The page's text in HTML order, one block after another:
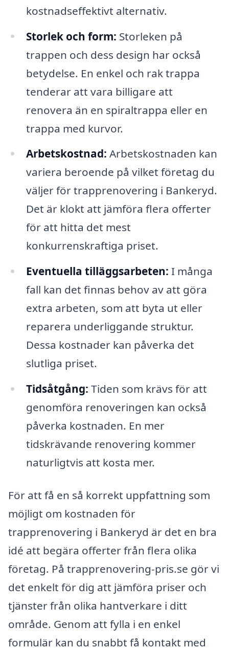
kostnadseffektivt alternativ.
Storlek och form: Storleken på
trappen och dess design har också
betydelse. En enkel och rak trappa
tenderar att vara billigare att
renovera än en spiraltrappa eller en
trappa med kurvor.
Arbetskostnad: Arbetskostnaden kan
variera beroende på vilket företag du
väljer för trapprenovering i Bankeryd.
Det är klokt att jämföra flera offerter
för att hitta det mest
konkurrenskraftiga priset.
Eventuella tilläggsarbeten: I många
fall kan det finnas behov av att göra
extra arbeten, som att byta ut eller
reparera underliggande struktur.
Dessa kostnader kan påverka det
slutliga priset.
Tidsåtgång: Tiden som krävs för att
genomföra renoveringen kan också
påverka kostnaden. En mer
tidskrävande renovering kommer
naturligtvis att kosta mer.
För att få en så korrekt uppfattning som
möjligt om kostnaden för
trapprenovering i Bankeryd är det en bra
idé att begära offerter från flera olika
företag. På trapprenovering-pris.se gör vi
det enkelt för dig att jämföra priser och
tjänster från olika hantverkare i ditt
område. Genom att fylla i en enkel
formulär kan du snabbt få kontakt med